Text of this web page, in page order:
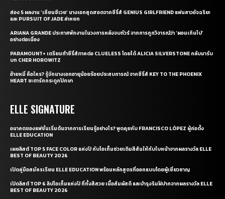
ส่อง 5 ผลงาน ‘เถียนซีเวย’ นางเอกสุดฮอตจากซีรี่ส์ GENIUS GIRLFRIEND แฟนสาวอัจฉริยะ
และ PURSUIT OF JADE ล่าหยก
ARIANA GRANDE ประกาศพักงานในวงการหลังจบทัวร์ จากการถูกวิจารณ์ว่า ‘ผอมเกินไป’
อย่างต่อเนื่อง
PARAMOUNT+ เตรียมทำซีรี่ส์ภาคต่อ CLUELESS โดยได้ ALICIA SILVERSTONE กลับมารับ
บท CHER HOROWITZ
อ้ายหมี่ คือใคร? รู้จักนางเอกอายุน้อยร้อยประสบการณ์ จากซีรี่ส์ KEY TO THE PHOENIX
HEART ชะตารักกระดูกปักษา
ELLE SIGNATURE
อนาคตของแฟชั่นเริ่มต้นจากการเรียนรู้อย่างไร? พูดคุยกับ FRANCISCO LÓPEZ ผู้ก่อตั้ง
ELLE EDUCATION
เผยลิสต์ TOP 5 FACE COLOR แห่งปี กับไอเท็มช่วยเติมสีสันให้กับใบหน้าจากผลรางวัล ELLE
BEST OF BEAUTY 2026
เปิดคู่มือสมัครเรียน ELLE EDUCATION พร้อมหลักสูตรที่ออกแบบโดยผู้เชี่ยวชาญ
เปิดลิสต์ TOP 6 ลิปไอเท็มแห่งปี ที่ทั้งสีสวย เนื้อสัมผัสดี และบำรุงริมฝีปากจากผลรางวัล ELLE
BEST OF BEAUTY 2026